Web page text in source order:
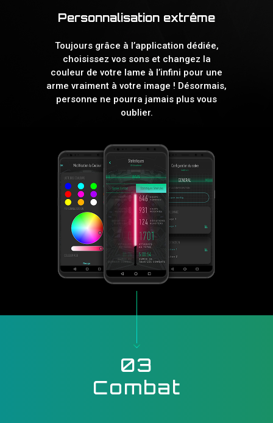
Personnalisation extrême
Toujours grâce à l’application dédiée,
choisissez vos sons et changez la
couleur de votre lame à l’infini pour une
arme vraiment à votre image ! Désormais,
personne ne pourra jamais plus vous
oublier.
03
Combat